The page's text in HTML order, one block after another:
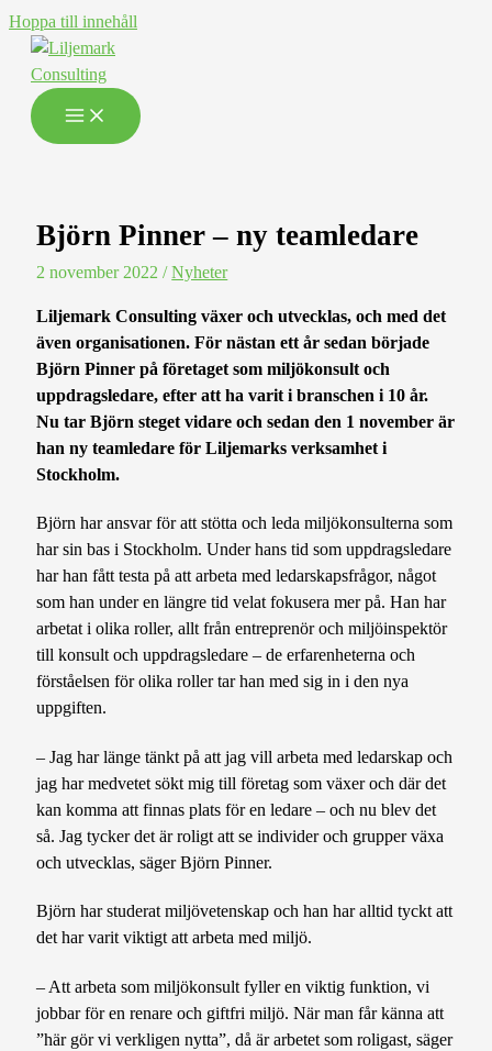
Hoppa till innehåll
Björn Pinner – ny teamledare
2 november 2022/Nyheter
Liljemark Consulting växer och utvecklas, och med det
även organisationen. För nästan ett år sedan började
Björn Pinner på företaget som miljökonsult och
uppdragsledare, efter att ha varit i branschen i 10 år.
Nu tar Björn steget vidare och sedan den 1 november är
han ny teamledare för Liljemarks verksamhet i
Stockholm.
Björn har ansvar för att stötta och leda miljökonsulterna som
har sin bas i Stockholm. Under hans tid som uppdragsledare
har han fått testa på att arbeta med ledarskapsfrågor, något
som han under en längre tid velat fokusera mer på. Han har
arbetat i olika roller, allt från entreprenör och miljöinspektör
till konsult och uppdragsledare – de erfarenheterna och
förståelsen för olika roller tar han med sig in i den nya
uppgiften.
– Jag har länge tänkt på att jag vill arbeta med ledarskap och
jag har medvetet sökt mig till företag som växer och där det
kan komma att finnas plats för en ledare – och nu blev det
så. Jag tycker det är roligt att se individer och grupper växa
och utvecklas, säger Björn Pinner.
Björn har studerat miljövetenskap och han har alltid tyckt att
det har varit viktigt att arbeta med miljö.
– Att arbeta som miljökonsult fyller en viktig funktion, vi
jobbar för en renare och giftfri miljö. När man får känna att
”här gör vi verkligen nytta”, då är arbetet som roligast, säger